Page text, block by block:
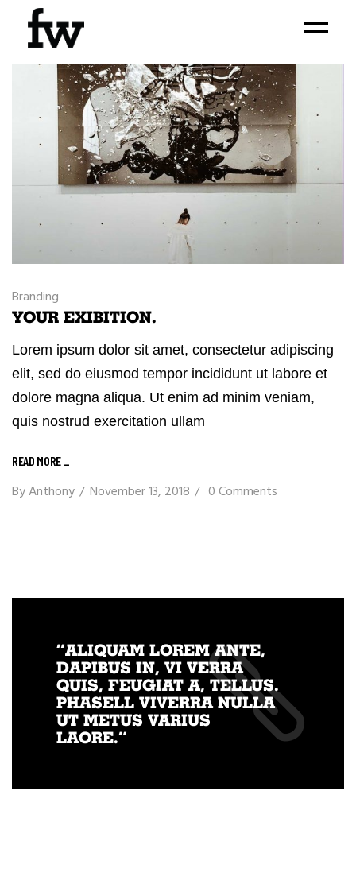
Branding
YOUR EXIBITION.
Lorem ipsum dolor sit amet, consectetur adipiscing
elit, sed do eiusmod tempor incididunt ut labore et
dolore magna aliqua. Ut enim ad minim veniam,
quis nostrud exercitation ullam
READ MORE _
ByAnthony November 13, 2018 0 Comments
“ALIQUAM LOREM ANTE,
DAPIBUS IN, VI VERRA
QUIS, FEUGIAT A, TELLUS.
PHASELL VIVERRA NULLA
UT METUS VARIUS
LAORE.”